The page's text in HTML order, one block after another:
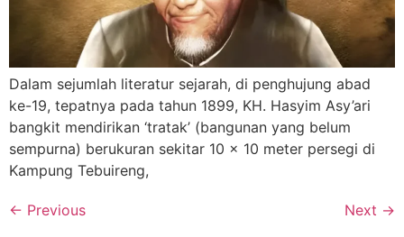
Dalam sejumlah literatur sejarah, di penghujung abad
ke-19, tepatnya pada tahun 1899, KH. Hasyim Asy’ari
bangkit mendirikan ‘tratak’ (bangunan yang belum
sempurna) berukuran sekitar 10 x 10 meter persegi di
Kampung Tebuireng,
← Previous Next →